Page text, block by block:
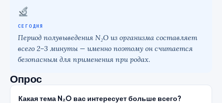
СЕГОДНЯ
Период полувыведения N₂O из организма составляет
всего 2–3 минуты — именно поэтому он считается
безопасным для применения при родах.
Опрос
Какая тема N₂O вас интересует больше всего?